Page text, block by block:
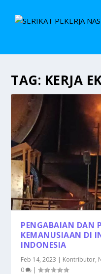
TAG: KERJA
PENGABAIAN DAN
KEMANUSIAAN DI
INDONESIA
Feb 14, 2023 | Kontributor,
0
|